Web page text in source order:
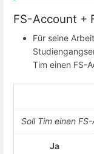
FS-Account +
Für seine
Tim einen FS-
Soll Tim einen
Ja